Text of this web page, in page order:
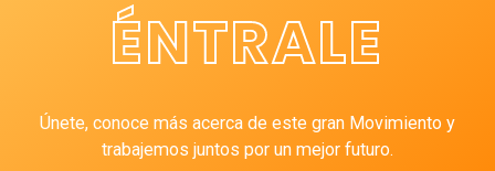
ÉNTRALE
Únete, conoce más acerca de este gran Movimiento y
trabajemos juntos por un mejor futuro.